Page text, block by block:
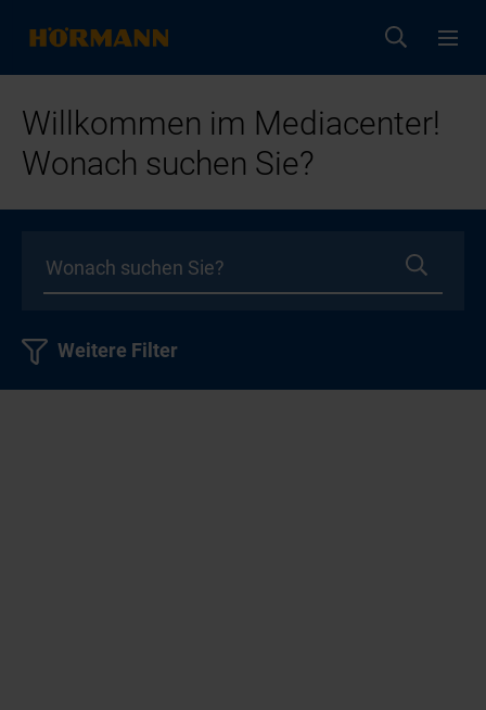
Willkommen im Mediacenter!
Wonach suchen Sie?
Weitere Filter